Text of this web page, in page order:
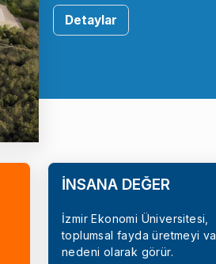
Detaylar
İNSANA DEĞER
İzmir Ekonomi Üniversitesi,
toplumsal fayda üretmeyi
nedeni olarak görür.